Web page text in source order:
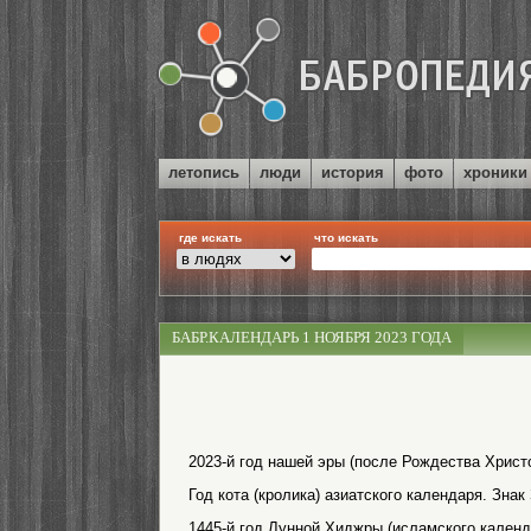
летопись люди история фото хроники
где искать что искать
БАБР.КАЛЕНДАРЬ 1 НОЯБРЯ 2023 ГОДА
2023-й год нашей эры (после Рождества
Год кота (кролика) азиатского календаря.